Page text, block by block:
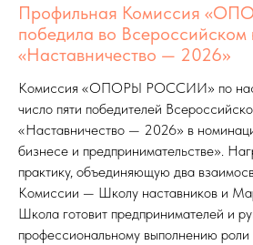
Профильная Комиссия
победила во Всероссийском
«Наставничество — 2026»
Комиссия «ОПОРЫ РОССИИ» по
число пяти победителей
«Наставничество — 2026» в
бизнесе и предпринимательстве».
практику, объединяющую два
Комиссии — Школу наставников и
Школа готовит предпринимателей и
профессиональному выполнению роли